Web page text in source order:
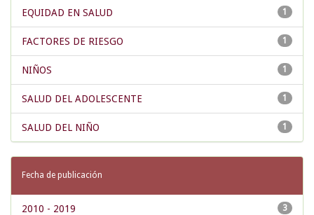
1
EQUIDAD EN SALUD
1
FACTORES DE RIESGO
1
NIÑOS
1
SALUD DEL ADOLESCENTE
1
SALUD DEL NIÑO
Fecha de publicación
3
2010 - 2019